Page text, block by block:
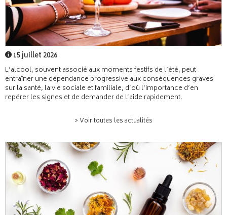
15 juillet 2026
L’alcool, souvent associé aux moments festifs de l’été, peut
entraîner une dépendance progressive aux conséquences graves
sur la santé, la vie sociale et familiale, d’où l’importance d’en
repérer les signes et de demander de l’aide rapidement.
> Voir toutes les actualités